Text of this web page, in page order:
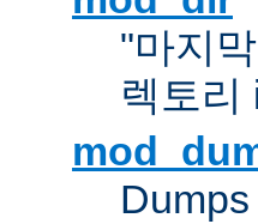
"마지
렉토리